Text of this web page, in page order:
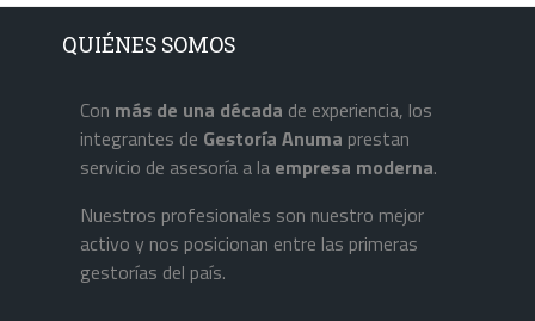
QUIÉNES SOMOS
Con más de una década de experiencia, los
integrantes de Gestoría Anuma prestan
servicio de asesoría a la empresa moderna.
Nuestros profesionales son nuestro mejor
activo y nos posicionan entre las primeras
gestorías del país.